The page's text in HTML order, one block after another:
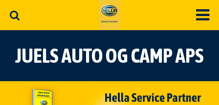
JUELS AUTO OG CAMP APS